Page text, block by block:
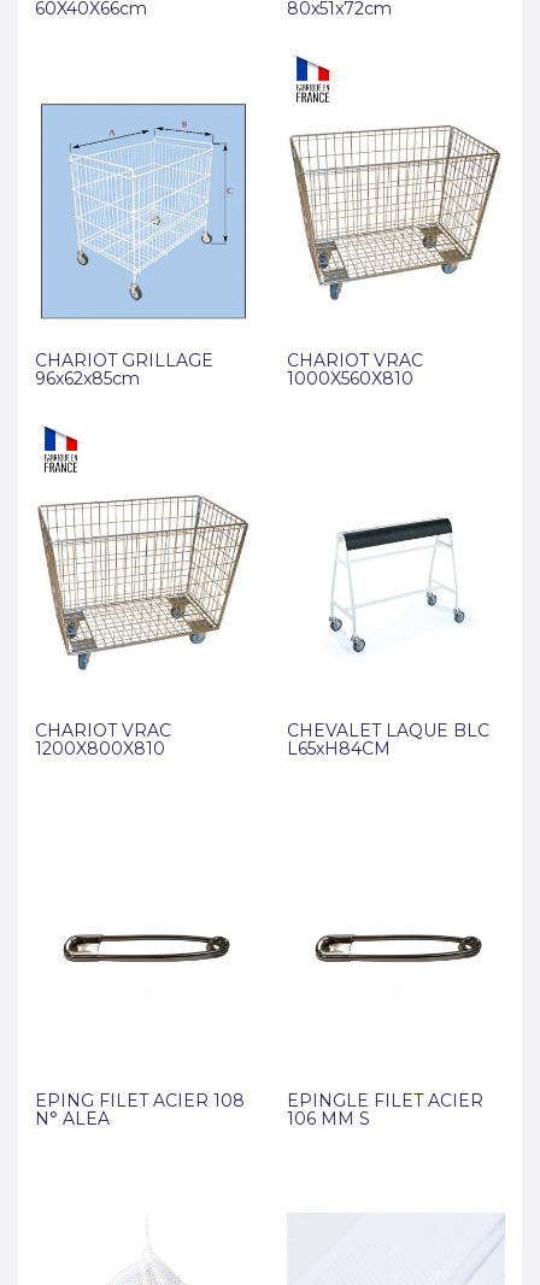
60X40X66cm
80x51x72cm
CHARIOT GRILLAGE
96x62x85cm
CHARIOT VRAC
1000X560X810
CHARIOT VRAC
1200X800X810
CHEVALET LAQUE BLC
L65xH84CM
EPING FILET ACIER 108
N° ALEA
EPINGLE FILET ACIER
106 MM S